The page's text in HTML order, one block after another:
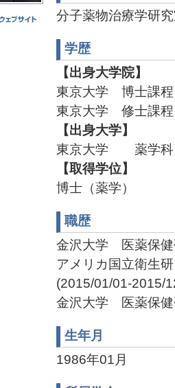
分子薬物治療学研
学歴
【出身大学院】
東京大学 博士課
東京大学 修士課
【出身大学】
東京大学 薬学
【取得学位】
博士（薬学）
職歴
金沢大学 医薬保
アメリカ国立衛生
(2015/01/01-2015/
金沢大学 医薬保
生年月
1986年01月